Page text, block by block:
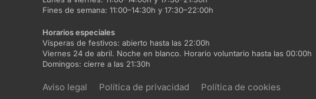
Fines de semana: 11:00–14:30h y 17:30–22:00h
Horarios especiales
Vísperas de festivos: abierto hasta las 22:00h
Viernes 24 de abril. Noche en blanco. Horario voluntario hasta las 00:00h
Domingos: cierre a las 21:30h
Aviso legal Política de privacidad Política de cookies